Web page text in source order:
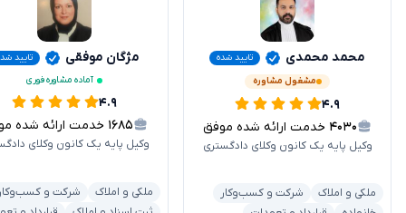
محمد محمدی
تایید شده
مشغول مشاوره
۴.۹
۴۰۳۰ خدمت ارائه شده موفق
وکیل پایه یک کانون وکلای دادگستری
ملکی و املاک
شرکت و کسب‌وکار
مژگان موفقی
تایید
آماده مشاوره فوری
۴.۹
۱۶۸۵ خدمت ارائه شده موفق
وکیل پایه یک کانون وکلای
ملکی و املاک
شرکت و